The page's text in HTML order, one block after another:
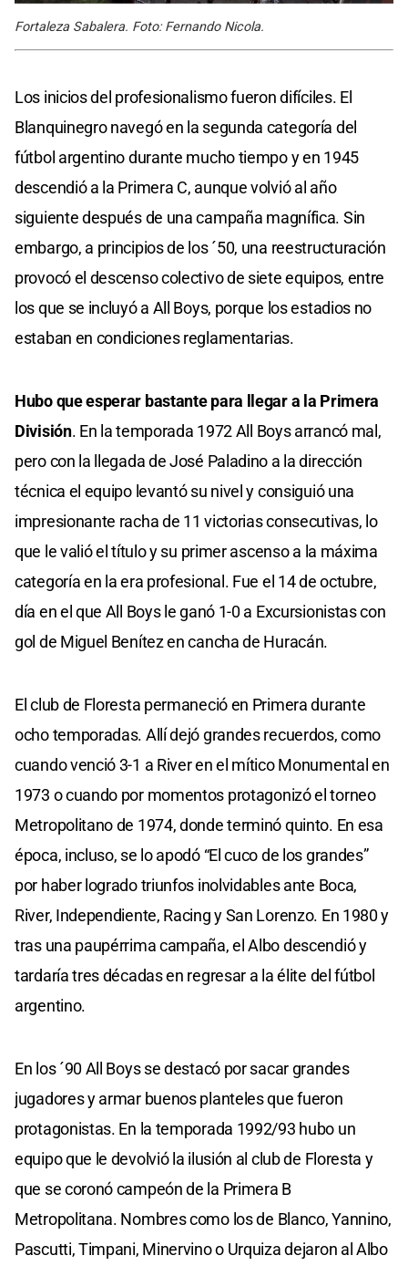
Fortaleza Sabalera. Foto: Fernando Nicola.
Los inicios del profesionalismo fueron difíciles. El
Blanquinegro navegó en la segunda categoría del
fútbol argentino durante mucho tiempo y en 1945
descendió a la Primera C, aunque volvió al año
siguiente después de una campaña magnífica. Sin
embargo, a principios de los ´50, una reestructuración
provocó el descenso colectivo de siete equipos, entre
los que se incluyó a All Boys, porque los estadios no
estaban en condiciones reglamentarias.
Hubo que esperar bastante para llegar a la Primera
División. En la temporada 1972 All Boys arrancó mal,
pero con la llegada de José Paladino a la dirección
técnica el equipo levantó su nivel y consiguió una
impresionante racha de 11 victorias consecutivas, lo
que le valió el título y su primer ascenso a la máxima
categoría en la era profesional. Fue el 14 de octubre,
día en el que All Boys le ganó 1-0 a Excursionistas con
gol de Miguel Benítez en cancha de Huracán.
El club de Floresta permaneció en Primera durante
ocho temporadas. Allí dejó grandes recuerdos, como
cuando venció 3-1 a River en el mítico Monumental en
1973 o cuando por momentos protagonizó el torneo
Metropolitano de 1974, donde terminó quinto. En esa
época, incluso, se lo apodó “El cuco de los grandes”
por haber logrado triunfos inolvidables ante Boca,
River, Independiente, Racing y San Lorenzo. En 1980 y
tras una paupérrima campaña, el Albo descendió y
tardaría tres décadas en regresar a la élite del fútbol
argentino.
En los ´90 All Boys se destacó por sacar grandes
jugadores y armar buenos planteles que fueron
protagonistas. En la temporada 1992/93 hubo un
equipo que le devolvió la ilusión al club de Floresta y
que se coronó campeón de la Primera B
Metropolitana. Nombres como los de Blanco, Yannino,
Pascutti, Timpani, Minervino o Urquiza dejaron al Albo